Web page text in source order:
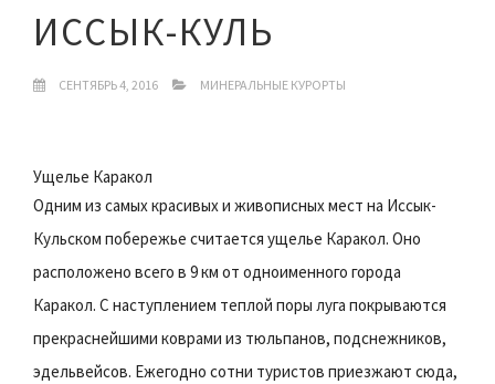
ИССЫК-КУЛЬ
СЕНТЯБРЬ 4, 2016 МИНЕРАЛЬНЫЕ КУРОРТЫ
Ущелье Каракол
Одним из самых красивых и живописных мест на Иссык-
Кульском побережье считается ущелье Каракол. Оно
расположено всего в 9 км от одноименного города
Каракол. С наступлением теплой поры луга покрываются
прекраснейшими коврами из тюльпанов, подснежников,
эдельвейсов. Ежегодно сотни туристов приезжают сюда,